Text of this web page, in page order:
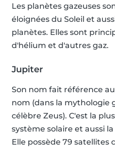
Les planètes gazeuses
éloignées du Soleil et
planètes. Elles sont
d'hélium et d'autres gaz.
Jupiter
Son nom fait référence
nom (dans la mythologie
célèbre Zeus). C'est la
système solaire et aussi
Elle possède 79 satellites